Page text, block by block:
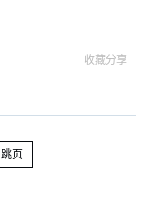
收藏分享
跳页